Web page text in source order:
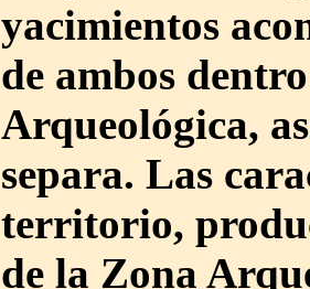
yacimientos
de ambos
Arqueológica,
separa. Las
territorio,
de la Zona